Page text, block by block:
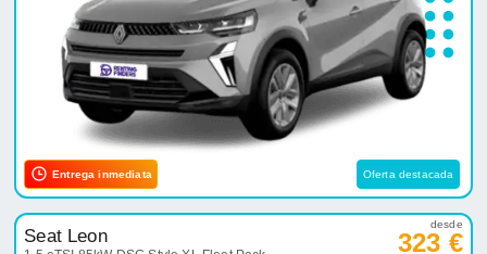
Entrega inmediata Oferta destacada
Seat Leon
desde
323 €